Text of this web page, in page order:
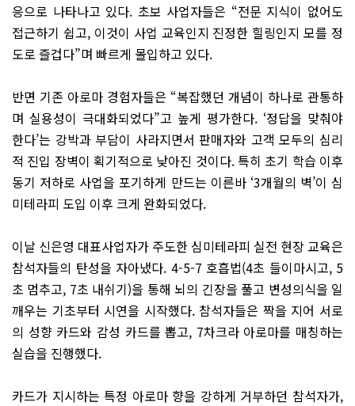
응으로 나타나고 있다. 초보 사업자들은 “전문 지식이 없어도
접근하기 쉽고, 이것이 사업 교육인지 진정한 힐링인지 모를 정
도로 즐겁다”며 빠르게 몰입하고 있다.
반면 기존 아로마 경험자들은 “복잡했던 개념이 하나로 관통하
며 실용성이 극대화되었다”고 높게 평가한다. ‘정답을 맞춰야
한다’는 강박과 부담이 사라지면서 판매자와 고객 모두의 심리
적 진입 장벽이 획기적으로 낮아진 것이다. 특히 초기 학습 이후
동기 저하로 사업을 포기하게 만드는 이른바 ‘3개월의 벽’이 심
미테라피 도입 이후 크게 완화되었다.
이날 신은영 대표사업자가 주도한 심미테라피 실전 현장 교육은
참석자들의 탄성을 자아냈다. 4-5-7 호흡법(4초 들이마시고, 5
초 멈추고, 7초 내쉬기)을 통해 뇌의 긴장을 풀고 변성의식을 일
깨우는 기초부터 시연을 시작했다. 참석자들은 짝을 지어 서로
의 성향 카드와 감성 카드를 뽑고, 7차크라 아로마를 매칭하는
실습을 진행했다.
카드가 지시하는 특정 아로마 향을 강하게 거부하던 참석자가,